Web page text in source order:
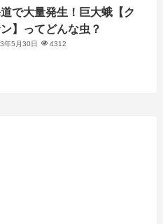
で大量発生！巨大蛾【ク
】ってどんな虫？
年5月30日 4312